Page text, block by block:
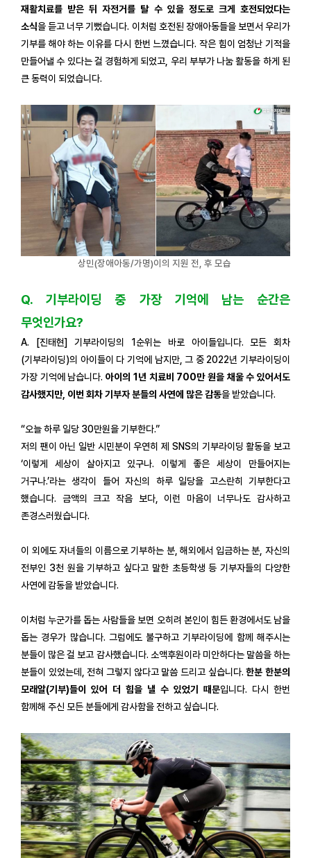
재활치료를 받은 뒤 자전거를 탈 수 있을 정도로 크게 호전되었다는
소식을 듣고 너무 기뻤습니다. 이처럼 호전된 장애아동들을 보면서 우리가
기부를 해야 하는 이유를 다시 한번 느꼈습니다. 작은 힘이 엄청난 기적을
만들어낼 수 있다는 걸 경험하게 되었고, 우리 부부가 나눔 활동을 하게 된
큰 동력이 되었습니다.
상민(장애아동/가명)이의 지원 전, 후 모습
Q. 기부라이딩 중 가장 기억에 남는 순간은
무엇인가요?
A. [진태현] 기부라이딩의 1순위는 바로 아이들입니다. 모든 회차
(기부라이딩)의 아이들이 다 기억에 남지만, 그 중 2022년 기부라이딩이
가장 기억에 남습니다.아이의 1년 치료비 700만 원을 채울 수 있어서도
감사했지만, 이번 회차 기부자 분들의 사연에 많은 감동을 받았습니다.
“오늘 하루 일당 30만원을 기부한다.”
저의 팬이 아닌 일반 시민분이 우연히 제 SNS의 기부라이딩 활동을 보고
‘이렇게 세상이 살아지고 있구나. 이렇게 좋은 세상이 만들어지는
거구나.’라는 생각이 들어 자신의 하루 일당을 고스란히 기부한다고
했습니다. 금액의 크고 작음 보다, 이런 마음이 너무나도 감사하고
존경스러웠습니다.
이 외에도 자녀들의 이름으로 기부하는 분, 해외에서 입금하는 분, 자신의
전부인 3천 원을 기부하고 싶다고 말한 초등학생 등 기부자들의 다양한
사연에 감동을 받았습니다.
이처럼 누군가를 돕는 사람들을 보면 오히려 본인이 힘든 환경에서도 남을
돕는 경우가 많습니다. 그럼에도 불구하고 기부라이딩에 함께 해주시는
분들이 많은 걸 보고 감사했습니다. 소액후원이라 미안하다는 말씀을 하는
분들이 있었는데, 전혀 그렇지 않다고 말씀 드리고 싶습니다.한분 한분의
모래알(기부)들이 있어 더 힘을 낼 수 있었기 때문입니다. 다시 한번
함께해 주신 모든 분들에게 감사함을 전하고 싶습니다.